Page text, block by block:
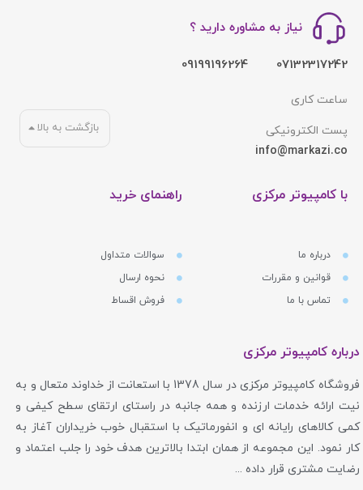
نیاز به مشاوره دارید ؟
07132317242
09199196264
ساعت کاری
پست الکترونیکی
info@markazi.co
با کامپیوتر مرکزی
درباره ما
قوانین و مقررات
تماس با ما
راهنمای خرید
سوالات متداول
نحوه ارسال
فروش اقساط
بازگشت به بالا
درباره کامپیوتر مرکزی
فروشگاه کامپیوتر مرکزی در سال 1378 با استعانت از خداوند متعال و به
نیت ارائه خدمات ارزنده و همه جانبه در راستای ارتقای سطح کیفی و
کمی کالاهای رایانه ای و انفورماتیک با استقبال خوب خریداران آغاز به
کار نمود. این مجموعه از همان ابتدا بالاترین هدف خود را جلب اعتماد و
رضایت مشتری قرار داده ...